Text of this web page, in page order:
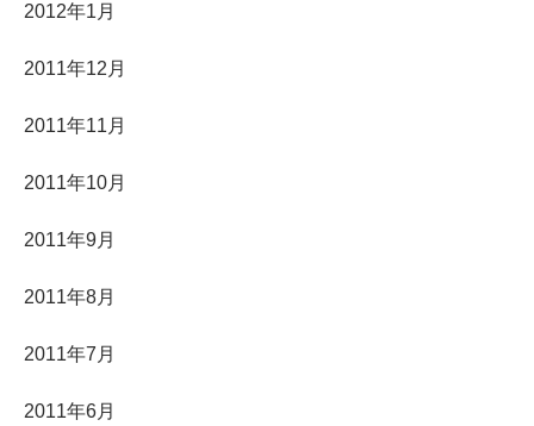
2012年1月
2011年12月
2011年11月
2011年10月
2011年9月
2011年8月
2011年7月
2011年6月